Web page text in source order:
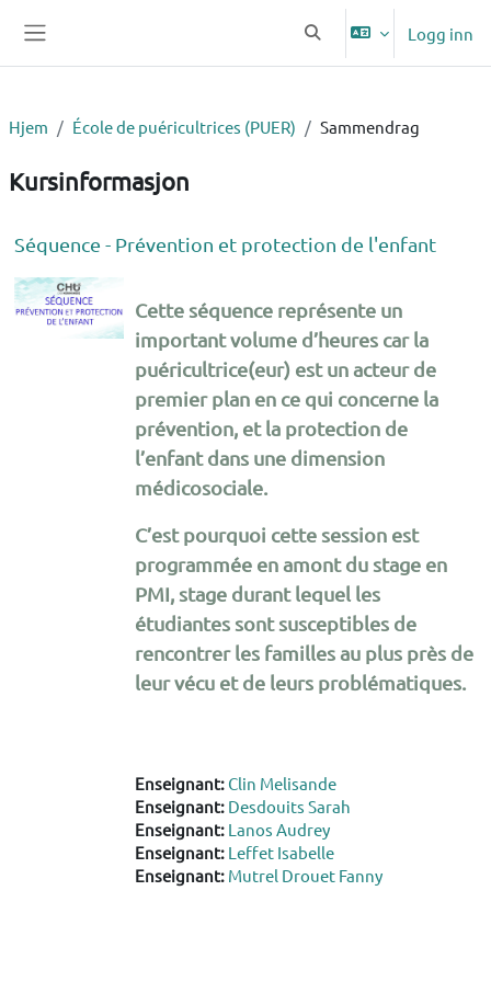
Veksle inndata for søk
Logg inn
Hjem École de puéricultrices (PUER) Sammendrag
Kursinformasjon
Séquence - Prévention et protection de l'enfant
Cette séquence représente un
important volume d’heures car la
puéricultrice(eur) est un acteur de
premier plan en ce qui concerne la
prévention, et la protection de
l’enfant dans une dimension
médicosociale.
C’est pourquoi cette session est
programmée en amont du stage en
PMI, stage durant lequel les
étudiantes sont susceptibles de
rencontrer les familles au plus près de
leur vécu et de leurs problématiques.
Enseignant:Clin Melisande
Enseignant: Desdouits Sarah
Enseignant: Lanos Audrey
Enseignant: Leffet Isabelle
Enseignant: Mutrel Drouet Fanny